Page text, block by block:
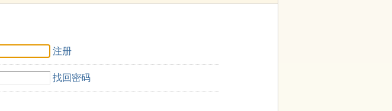
注册
找回密码